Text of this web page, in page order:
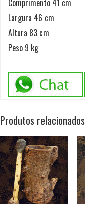
Comprimento 41 cm
Largura 46 cm
Altura 83 cm
Peso 9 kg
Produtos relacionados